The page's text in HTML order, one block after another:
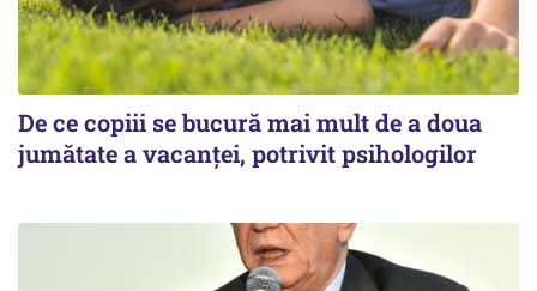
De ce copiii se bucură mai mult de a doua
jumătate a vacanței, potrivit psihologilor